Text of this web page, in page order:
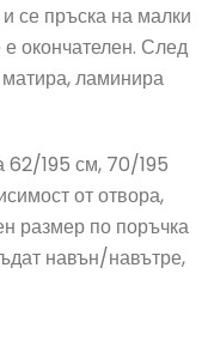
се пръска на малки
окончателен. След
ламинира
62/195 см, 70/195
от отвора,
размер по поръчка
навън/навътре,